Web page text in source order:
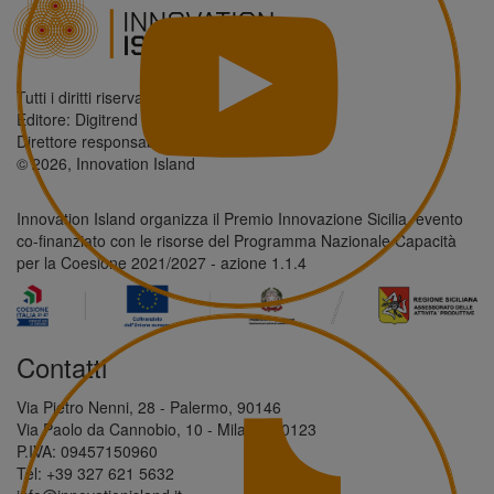
Tutti i diritti riservati.
Editore: Digitrend S.r.l.
Direttore responsabile: Antonio Giordano
© 2026, Innovation Island
Innovation Island organizza il Premio Innovazione Sicilia, evento
co-finanziato con le risorse del Programma Nazionale Capacità
per la Coesione 2021/2027 - azione 1.1.4
Contatti
Via Pietro Nenni, 28 - Palermo, 90146
Via Paolo da Cannobio, 10 - Milano, 20123
P.IVA: 09457150960
Tel: +39 327 621 5632